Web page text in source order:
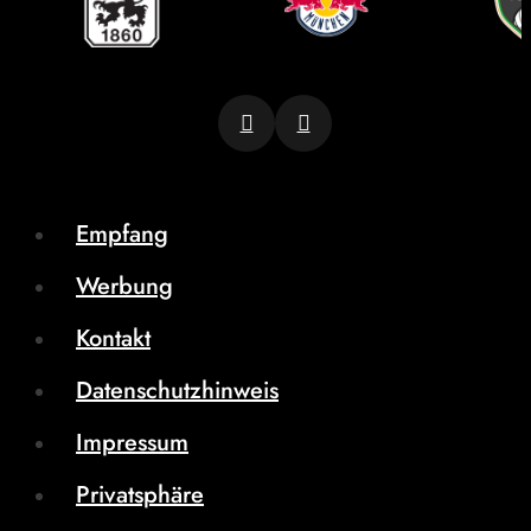
Empfang
Werbung
Kontakt
Datenschutzhinweis
Impressum
Privatsphäre